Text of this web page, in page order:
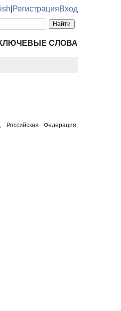
РегистрацияВход
СЛОВА
Российская Федерация,